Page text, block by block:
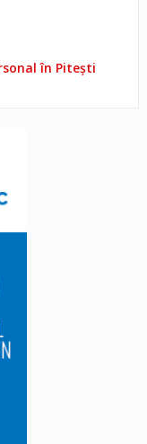
în Pitești